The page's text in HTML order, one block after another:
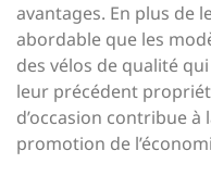
avantages. En plus de
abordable que les
des vélos de qualité
leur précédent
d’occasion contribue
promotion de